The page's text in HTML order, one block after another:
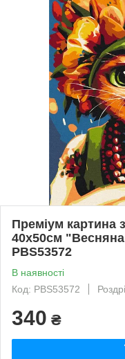
Преміум картина
40x50см
PBS53572
В наявності
Код: PBS53572
340 ₴